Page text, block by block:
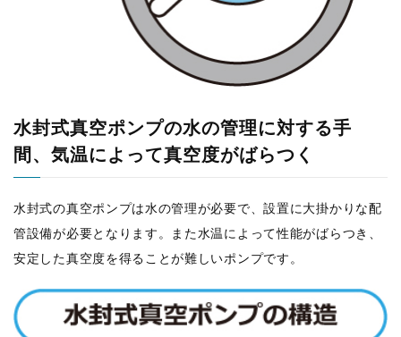
水封式真空ポンプの水の管理に対する手
間、気温によって真空度がばらつく
水封式の真空ポンプは水の管理が必要で、設置に大掛かりな配
管設備が必要となります。また水温によって性能がばらつき、
安定した真空度を得ることが難しいポンプです。